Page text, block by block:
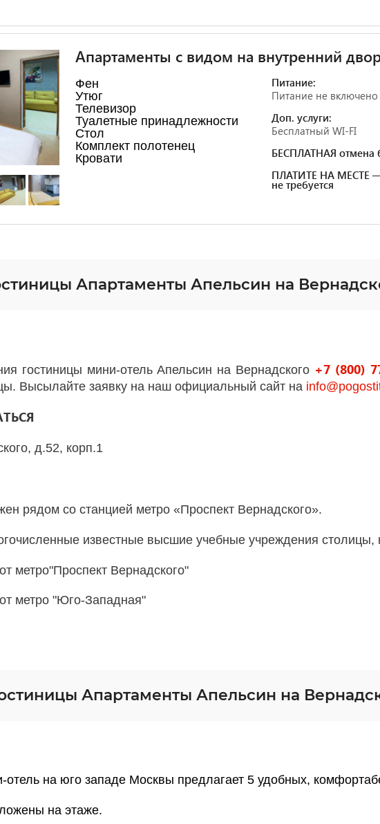
Апартаменты с видом на внутренний
Фен
Утюг
Телевизор
Туалетные принадлежности
Стол
Комплект полотенец
Кровати
Питание:
Питание не включено
Доп. услуги:
Бесплатный WI-FI
БЕСПЛАТНАЯ отмена
ПЛАТИТЕ НА МЕСТЕ —
не требуется
Апартаменты Апельсин на
гостиницы мини-отель Апельсин на Вернадского +7 (800)
Высылайте заявку на наш официальный сайт на info@
д.52, корп.1
рядом со станцией метро «Проспект Вернадского».
известные высшие учебные учреждения
метро"Проспект Вернадского"
метро "Юго-Западная"
Апартаменты Апельсин на
отель на юго западе Москвы предлагает 5 удобных,
на этаже.